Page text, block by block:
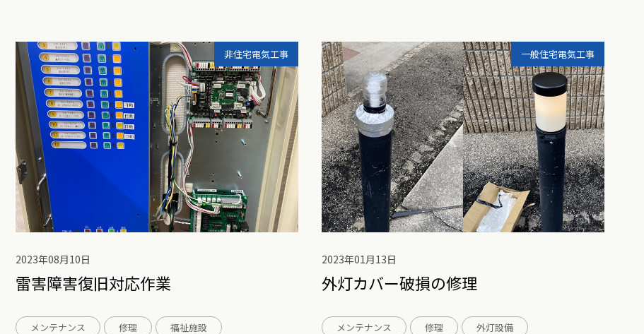
非住宅電気工事
2023年08月10日
雷害障害復旧対応作業
メンテナンス 修理 福祉施設
一般住宅電気工事
2023年01月13日
外灯カバー破損の修理
メンテナンス 修理 外灯設備